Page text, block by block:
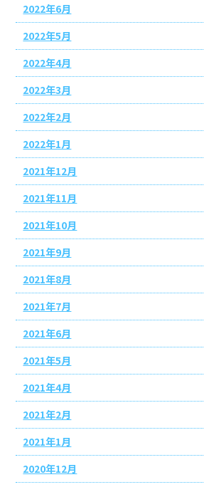
2022年6月
2022年5月
2022年4月
2022年3月
2022年2月
2022年1月
2021年12月
2021年11月
2021年10月
2021年9月
2021年8月
2021年7月
2021年6月
2021年5月
2021年4月
2021年2月
2021年1月
2020年12月